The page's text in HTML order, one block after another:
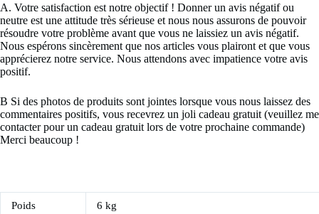
A. Votre satisfaction est notre objectif ! Donner un avis négatif ou
neutre est une attitude très sérieuse et nous nous assurons de pouvoir
résoudre votre problème avant que vous ne laissiez un avis négatif.
Nous espérons sincèrement que nos articles vous plairont et que vous
apprécierez notre service. Nous attendons avec impatience votre avis
positif.
B Si des photos de produits sont jointes lorsque vous nous laissez des
commentaires positifs, vous recevrez un joli cadeau gratuit (veuillez me
contacter pour un cadeau gratuit lors de votre prochaine commande)
Merci beaucoup !
Poids 6 kg